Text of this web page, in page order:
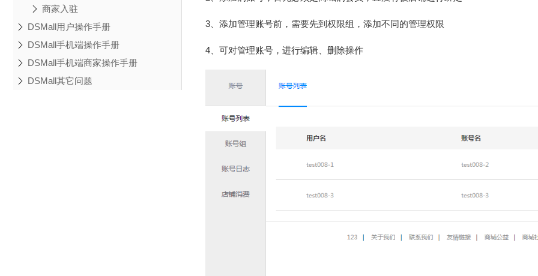
商家入驻
DSMall用户操作手册
DSMall手机端操作手册
DSMall手机端商家操作手册
DSMall其它问题
3、添加管理账号前，需要先到权限组，添加不同的管理权限
4、可对管理账号，进行编辑、删除操作